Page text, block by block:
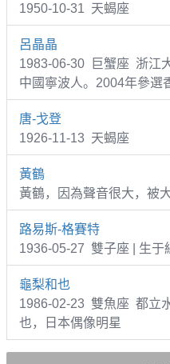
1950-10-31 天蝎座
呂晶晶
1983-06-30 巨蟹座 浙江
中國寧波人。2004年參選
唐-戈登
1926-11-13 天蝎座
黃鶴
黃鶴，因為聲音很大，被大
路易斯-格賽特
1936-05-27 雙子座 | 生于
龜梨和也
1986-02-23 雙魚座 都立
也，日本偶像明星